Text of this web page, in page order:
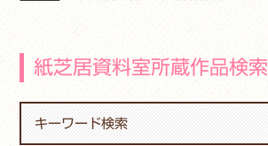
紙芝居資料室所蔵作品検索
キーワード検索